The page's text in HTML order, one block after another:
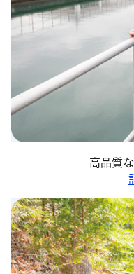
高品質